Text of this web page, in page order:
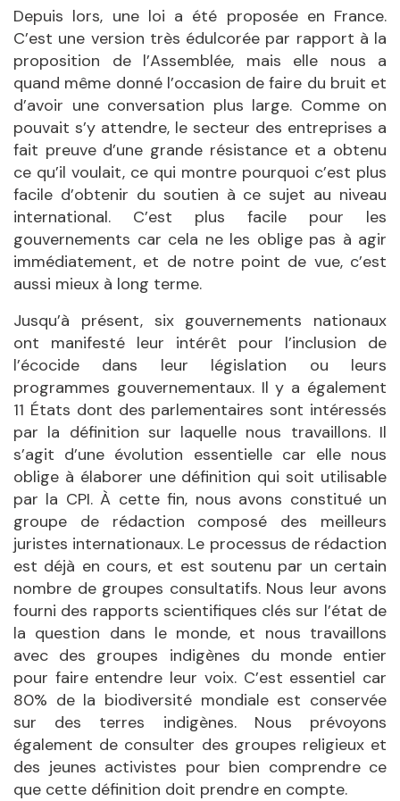
Depuis lors, une loi a été proposée en France.
C’est une version très édulcorée par rapport à la
proposition de l’Assemblée, mais elle nous a
quand même donné l’occasion de faire du bruit et
d’avoir une conversation plus large. Comme on
pouvait s’y attendre, le secteur des entreprises a
fait preuve d’une grande résistance et a obtenu
ce qu’il voulait, ce qui montre pourquoi c’est plus
facile d’obtenir du soutien à ce sujet au niveau
international. C’est plus facile pour les
gouvernements car cela ne les oblige pas à agir
immédiatement, et de notre point de vue, c’est
aussi mieux à long terme.
Jusqu’à présent, six gouvernements nationaux
ont manifesté leur intérêt pour l’inclusion de
l’écocide dans leur législation ou leurs
programmes gouvernementaux. Il y a également
11 États dont des parlementaires sont intéressés
par la définition sur laquelle nous travaillons. Il
s’agit d’une évolution essentielle car elle nous
oblige à élaborer une définition qui soit utilisable
par la CPI. À cette fin, nous avons constitué un
groupe de rédaction composé des meilleurs
juristes internationaux. Le processus de rédaction
est déjà en cours, et est soutenu par un certain
nombre de groupes consultatifs. Nous leur avons
fourni des rapports scientifiques clés sur l’état de
la question dans le monde, et nous travaillons
avec des groupes indigènes du monde entier
pour faire entendre leur voix. C’est essentiel car
80% de la biodiversité mondiale est conservée
sur des terres indigènes. Nous prévoyons
également de consulter des groupes religieux et
des jeunes activistes pour bien comprendre ce
que cette définition doit prendre en compte.